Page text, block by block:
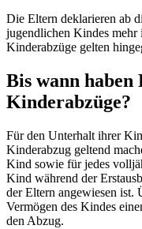
Die Eltern deklarieren ab
jugendlichen Kindes mehr
Kinderabzüge gelten
Bis wann
Kinderabzüge?
Für den Unterhalt ihrer
Kinderabzug geltend
Kind sowie für jedes
Kind während der
der Eltern angewiesen ist.
Vermögen des Kindes
den Abzug.